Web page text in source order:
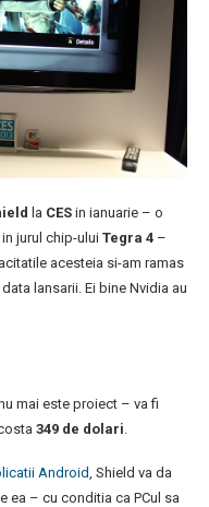
la CES in ianuarie – o
jurul chip-uluiTegra 4 –
acesteia si-am ramas
lansarii. Ei bine Nvidia au
mai este proiect – va fi
349 de dolari
Android , Shield va da
ea – cu conditia ca PCul sa